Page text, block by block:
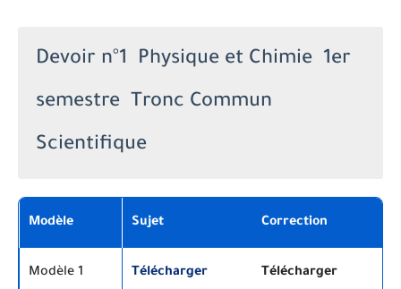
Devoir n°1 Physique et Chimie 1er
semestre Tronc Commun
Scientifique
Modèle Sujet Correction
Modèle 1 Télécharger Télécharger